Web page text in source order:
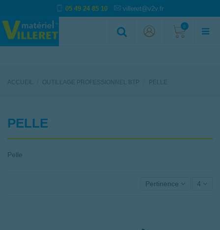
05 49 24 85 10 villeret@v2v.fr
0
ACCUEIL OUTILLAGE PROFESSIONNEL BTP PELLE
PELLE
Pelle
Pertinence 4